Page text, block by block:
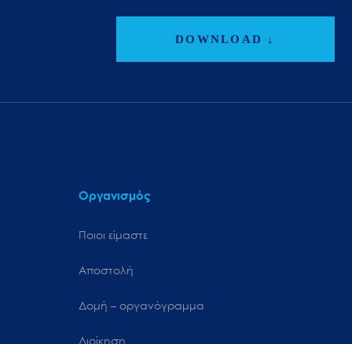
DOWNLOAD ↓
Οργανισμός
Ποιοι είμαστε
Αποστολή
Δομή – οργανόγραμμα
Διοίκηση